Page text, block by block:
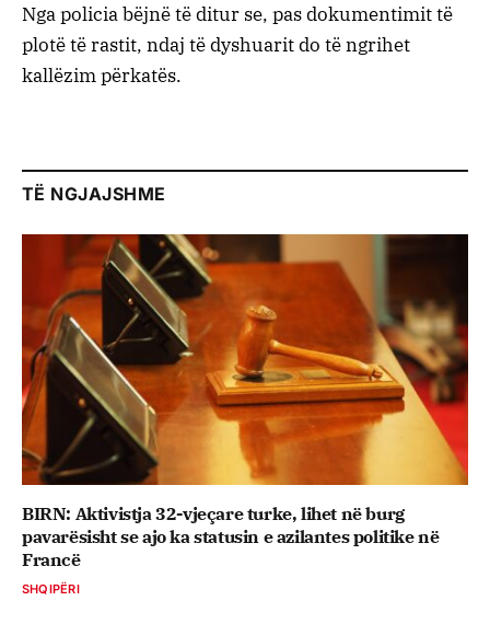
Nga policia bëjnë të ditur se, pas dokumentimit të
plotë të rastit, ndaj të dyshuarit do të ngrihet
kallëzim përkatës.
TË NGJAJSHME
BIRN: Aktivistja 32-vjeçare turke, lihet në burg
pavarësisht se ajo ka statusin e azilantes politike në
Francë
SHQIPËRI